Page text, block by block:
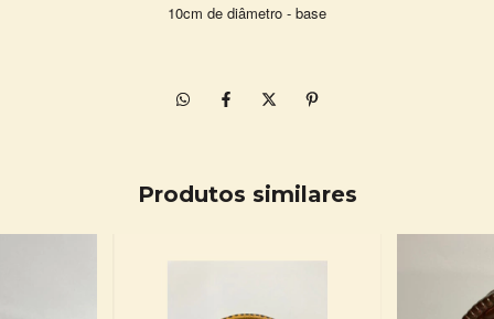
10cm de diâmetro - base
Produtos similares